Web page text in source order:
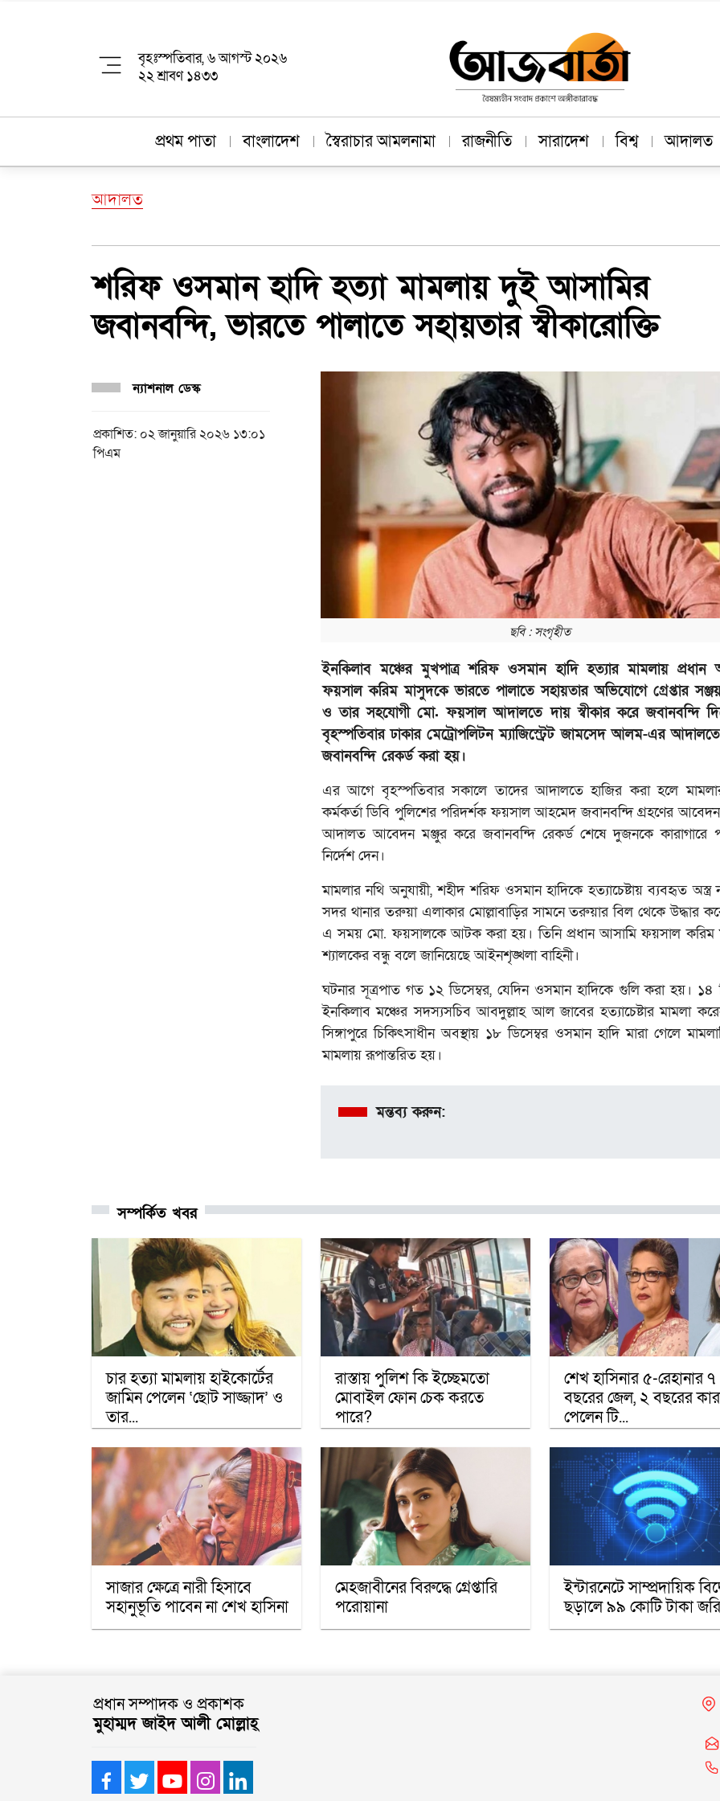
বৃহঃস্পতিবার, ৬ আগস্ট ২০২৬
২২ শ্রাবণ ১৪৩৩
প্রথম পাতা বাংলাদেশ স্বৈরাচার আমলনামা রাজনীতি সারাদেশ বিশ্ব আদালত
আদালত
শরিফ ওসমান হাদি হত্যা মামলায় দুই আসামির
জবানবন্দি, ভারতে পালাতে সহায়তার স্বীকারোক্তি
ন্যাশনাল ডেস্ক
প্রকাশিত: ০২ জানুয়ারি ২০২৬ ১৩:০১
পিএম
ছবি : সংগৃহীত
ইনকিলাব মঞ্চের মুখপাত্র শরিফ ওসমান হাদি হত্যার মামলায় প্রধান
ফয়সাল করিম মাসুদকে ভারতে পালাতে সহায়তার অভিযোগে গ্রেপ্তার
ও তার সহযোগী মো. ফয়সাল আদালতে দায় স্বীকার করে জবানবন্দি
বৃহস্পতিবার ঢাকার মেট্রোপলিটন ম্যাজিস্ট্রেট জামসেদ আলম-এর
জবানবন্দি রেকর্ড করা হয়।
এর আগে বৃহস্পতিবার সকালে তাদের আদালতে হাজির করা হলে
কর্মকর্তা ডিবি পুলিশের পরিদর্শক ফয়সাল আহমেদ জবানবন্দি গ্রহণের
আদালত আবেদন মঞ্জুর করে জবানবন্দি রেকর্ড শেষে দুজনকে কারাগারে
নির্দেশ দেন।
মামলার নথি অনুযায়ী, শহীদ শরিফ ওসমান হাদিকে হত্যাচেষ্টায় ব্যবহৃত অস্ত্র
সদর থানার তরুয়া এলাকার মোল্লাবাড়ির সামনে তরুয়ার বিল থেকে উদ্ধার
এ সময় মো. ফয়সালকে আটক করা হয়। তিনি প্রধান আসামি ফয়সাল করিম
শ্যালকের বন্ধু বলে জানিয়েছে আইনশৃঙ্খলা বাহিনী।
ঘটনার সূত্রপাত গত ১২ ডিসেম্বর, যেদিন ওসমান হাদিকে গুলি করা হয়। ১৪
ইনকিলাব মঞ্চের সদস্যসচিব আবদুল্লাহ আল জাবের হত্যাচেষ্টার মামলা
সিঙ্গাপুরে চিকিৎসাধীন অবস্থায় ১৮ ডিসেম্বর ওসমান হাদি মারা গেলে
মামলায় রূপান্তরিত হয়।
মন্তব্য করুন:
সম্পর্কিত খবর
চার হত্যা মামলায় হাইকোর্টের
জামিন পেলেন ‘ছোট সাজ্জাদ’ ও
তার...
রাস্তায় পুলিশ কি ইচ্ছেমতো
মোবাইল ফোন চেক করতে
পারে?
শেখ হাসিনার ৫-রেহানার ৭
বছরের জেল, ২ বছরের
পেলেন টি...
সাজার ক্ষেত্রে নারী হিসাবে
সহানুভূতি পাবেন না শেখ হাসিনা
মেহজাবীনের বিরুদ্ধে গ্রেপ্তারি
পরোয়ানা
ইন্টারনেটে সাম্প্রদায়িক
ছড়ালে ৯৯ কোটি টাকা
প্রধান সম্পাদক ও প্রকাশক
মুহাম্মদ জাইদ আলী মোল্লাহ্